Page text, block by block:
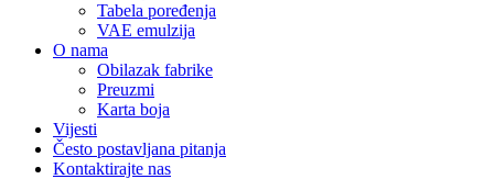
Tabela poređenja
VAE emulzija
O nama
Obilazak fabrike
Preuzmi
Karta boja
Vijesti
Često postavljana pitanja
Kontaktirajte nas